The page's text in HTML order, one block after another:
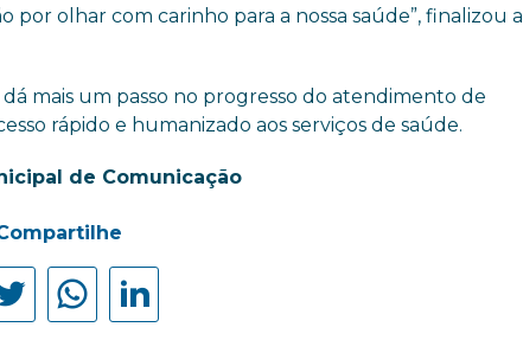
olhar com carinho para a nossa saúde”, finalizou a
mais um passo no progresso do atendimento de
rápido e humanizado aos serviços de saúde.
de Comunicação